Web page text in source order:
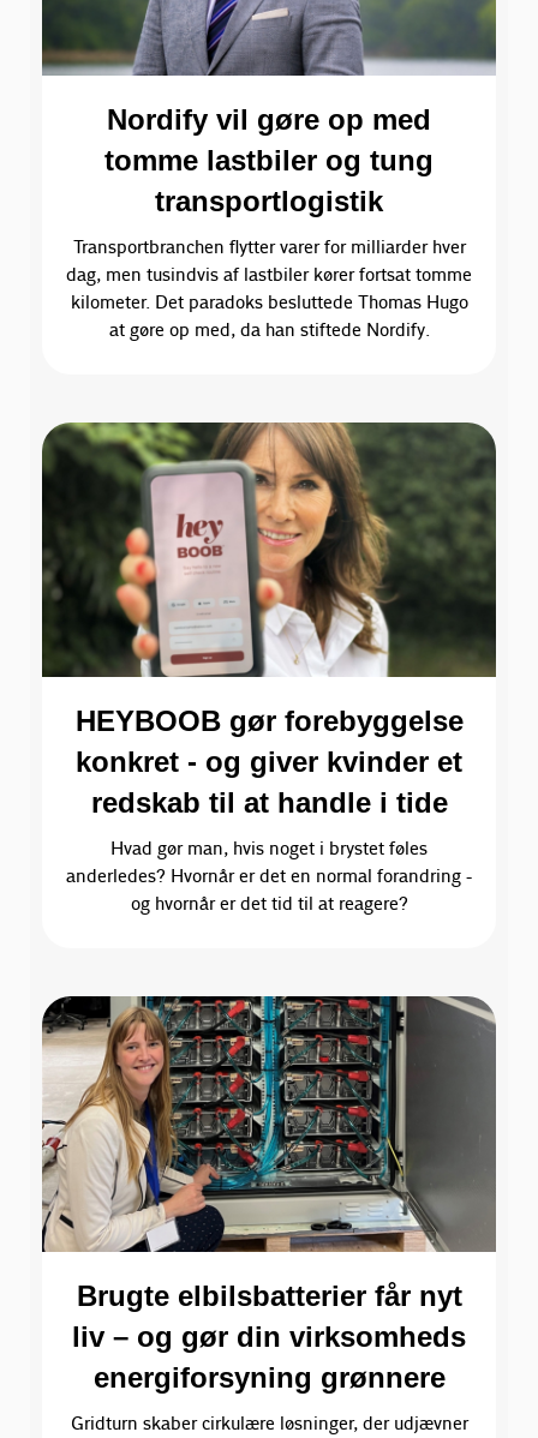
Nordify vil gøre op med
tomme lastbiler og tung
transportlogistik
Transportbranchen flytter varer for milliarder hver
dag, men tusindvis af lastbiler kører fortsat tomme
kilometer. Det paradoks besluttede Thomas Hugo
at gøre op med, da han stiftede Nordify.
HEYBOOB gør forebyggelse
konkret - og giver kvinder et
redskab til at handle i tide
Hvad gør man, hvis noget i brystet føles
anderledes? Hvornår er det en normal forandring -
og hvornår er det tid til at reagere?
Brugte elbilsbatterier får nyt
liv – og gør din virksomheds
energiforsyning grønnere
Gridturn skaber cirkulære løsninger, der udjævner